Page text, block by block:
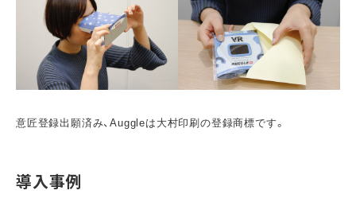
意匠登録出願済み、Auggleは大村印刷の登録商標です。
導入事例